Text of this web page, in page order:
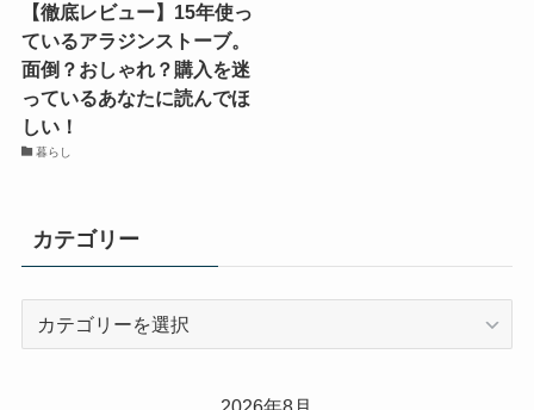
【徹底レビュー】15年使っ
ているアラジンストーブ。
面倒？おしゃれ？購入を迷
っているあなたに読んでほ
しい！
暮らし
カテゴリー